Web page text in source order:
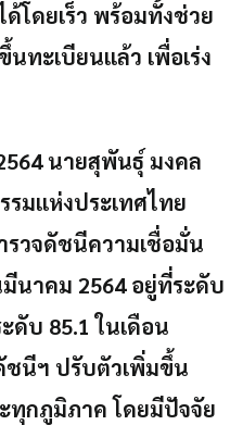
ด้โดยเร็ว พร้อมทั้งช่วย
ทะเบียนแล้ว เพื่อเร่ง
นายสุพันธุ์ มงคล
มแห่งประเทศไทย
รวจดัชนีความเชื่อมั่น
นาคม 2564 อยู่ที่ระดับ
ดับ 85.1 ในเดือน
ชนีฯ ปรับตัวเพิ่มขึ้น
ทุกภูมิภาค โดยมีปัจจัย